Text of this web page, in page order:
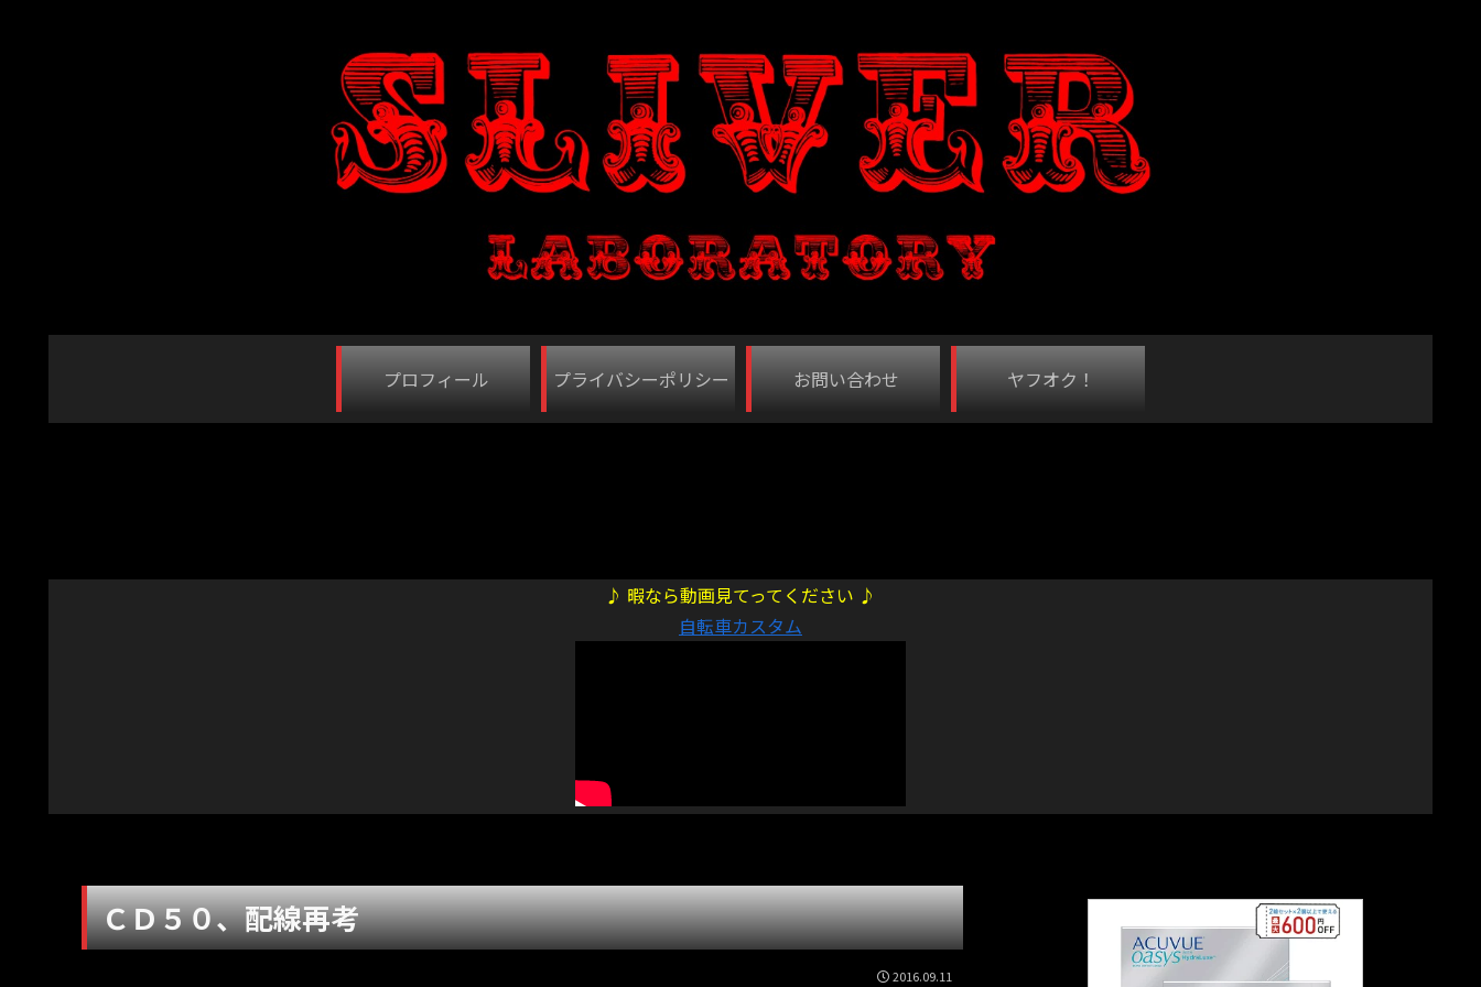
プロフィール プライバシーポリシー お問い合わせ ヤフオク！
♪ 暇なら動画見てってください ♪
自転車カスタム
ＣＤ５０、配線再考
2016.09.11